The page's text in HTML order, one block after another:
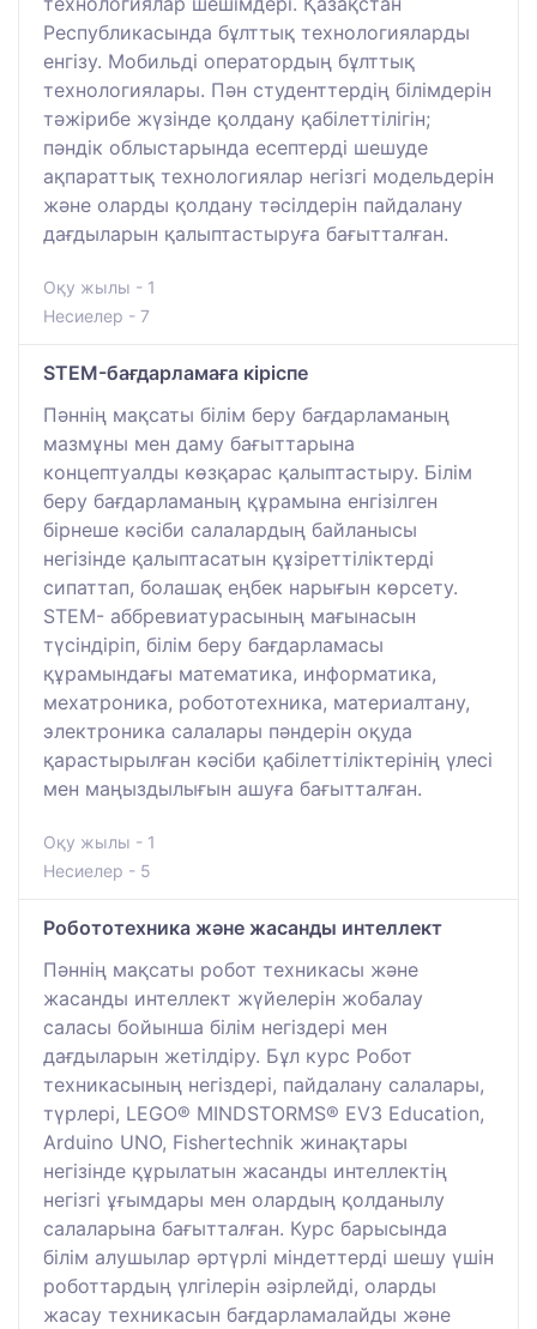
Республикасында бұлттық технологияларды
енгізу. Мобильді оператордың бұлттық
технологиялары. Пән студенттердің білімдерін
тәжірибе жүзінде қолдану қабілеттілігін;
пәндік облыстарында есептерді шешуде
ақпараттық технологиялар негізгі модельдерін
және оларды қолдану тәсілдерін пайдалану
дағдыларын қалыптастыруға бағытталған.
Оқу жылы - 1
Несиелер - 7
STEM-бағдарламаға кіріспе
Пәннің мақсаты білім беру бағдарламаның
мазмұны мен даму бағыттарына
концептуалды көзқарас қалыптастыру. Білім
беру бағдарламаның құрамына енгізілген
бірнеше кәсіби салалардың байланысы
негізінде қалыптасатын құзіреттіліктерді
сипаттап, болашақ еңбек нарығын көрсету.
STEM- аббревиатурасының мағынасын
түсіндіріп, білім беру бағдарламасы
құрамындағы математика, информатика,
мехатроника, робототехника, материалтану,
электроника салалары пәндерін оқуда
қарастырылған кәсіби қабілеттіліктерінің үлесі
мен маңыздылығын ашуға бағытталған.
Оқу жылы - 1
Несиелер - 5
Робототехника және жасанды интеллект
Пәннің мақсаты робот техникасы және
жасанды интеллект жүйелерін жобалау
саласы бойынша білім негіздері мен
дағдыларын жетілдіру. Бұл курс Робот
техникасының негіздері, пайдалану салалары,
түрлері, LEGO® MINDSTORMS® EV3 Education,
Arduino UNO, Fishertechnik жинақтары
негізінде құрылатын жасанды интеллектің
негізгі ұғымдары мен олардың қолданылу
салаларына бағытталған. Курс барысында
білім алушылар әртүрлі міндеттерді шешу үшін
роботтардың үлгілерін әзірлейді, оларды
жасау техникасын бағдарламалайды және